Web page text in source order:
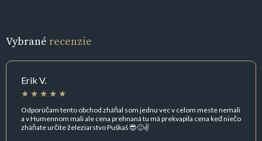
Vybrané recenzie
Erik V.
Odporúčam tento obchod zháňal som jednu vec v celom meste nemali
a v Humennom mali ale cena prehnaná tu má prekvapila cena keď niečo
zháňate určite železiarstvo Puškaš 😎🙂✌️